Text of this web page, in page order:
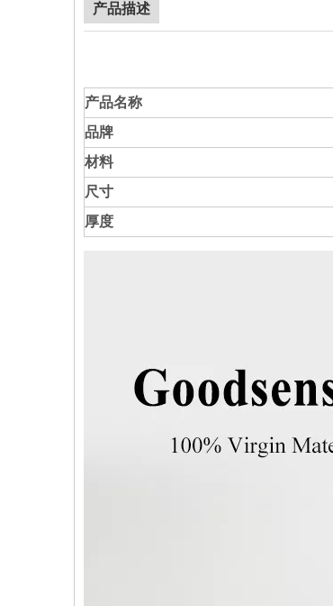
产品描述
产品名称
品牌
材料
尺寸
厚度